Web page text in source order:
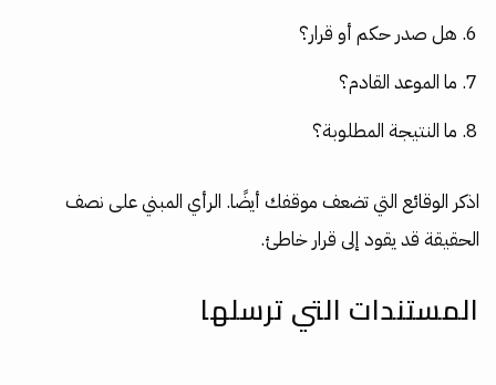
هل صدر حكم أو قرار؟
ما الموعد القادم؟
ما النتيجة المطلوبة؟
اذكر الوقائع التي تضعف موقفك أيضًا. الرأي المبني على نصف
الحقيقة قد يقود إلى قرار خاطئ.
المستندات التي ترسلها